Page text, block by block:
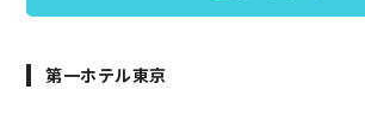
第一ホテル東京